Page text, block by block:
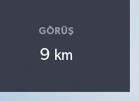
GÖRÜŞ
9 km